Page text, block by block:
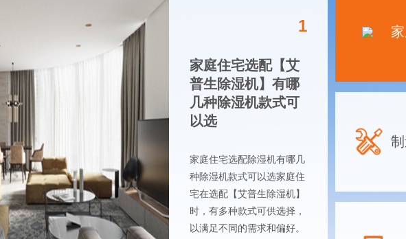
1
家庭住宅选配【艾
普生除湿机】有哪
几种除湿机款式可
以选
家庭住宅选配除湿机有哪几
种除湿机款式可以选家庭住
宅在选配【艾普生除湿机】
时，有多种款式可供选择，
以满足不同的需求和偏好。